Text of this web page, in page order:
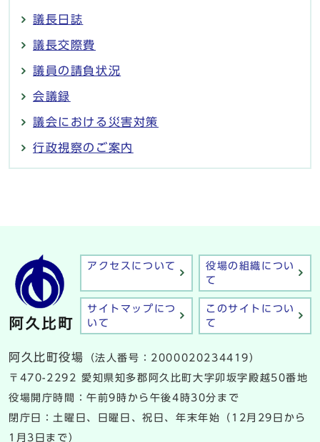
議長日誌
議長交際費
議員の請負状況
会議録
議会における災害対策
行政視察のご案内
アクセスについて
役場の組織につい
て
サイトマップにつ
いて
このサイトについ
て
阿久比町役場
（法人番号：2000020234419）
〒470-2292 愛知県知多郡阿久比町大字卯坂字殿越50番地
役場開庁時間：午前9時から午後4時30分まで
閉庁日：土曜日、日曜日、祝日、年末年始（12月29日から
1月3日まで）